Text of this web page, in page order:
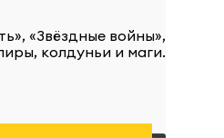
«Звёздные войны»,
колдуньи и маги.